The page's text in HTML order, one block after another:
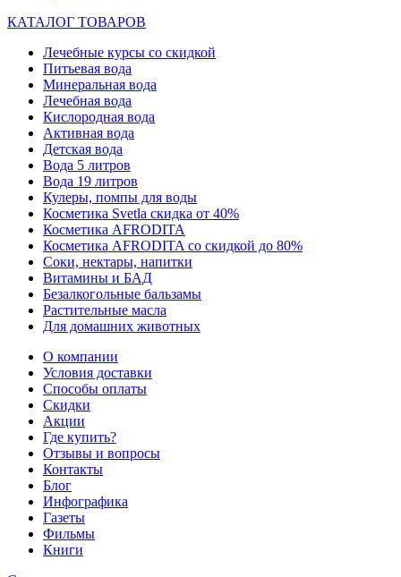
КАТАЛОГ ТОВАРОВ
Лечебные курсы со скидкой
Питьевая вода
Минеральная вода
Лечебная вода
Кислородная вода
Активная вода
Детская вода
Вода 5 литров
Вода 19 литров
Кулеры, помпы для воды
Косметика Svetla скидка от 40%
Косметика AFRODITA
Косметика AFRODITA со скидкой до 80%
Соки, нектары, напитки
Витамины и БАД
Безалкогольные бальзамы
Растительные масла
Для домашних животных
О компании
Условия доставки
Способы оплаты
Скидки
Акции
Где купить?
Отзывы и вопросы
Контакты
Блог
Инфографика
Газеты
Фильмы
Книги